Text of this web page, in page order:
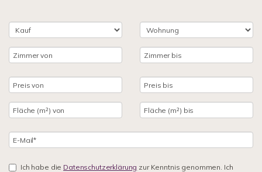
Ich habe die Datenschutzerklärung zur Kenntnis genommen. Ich